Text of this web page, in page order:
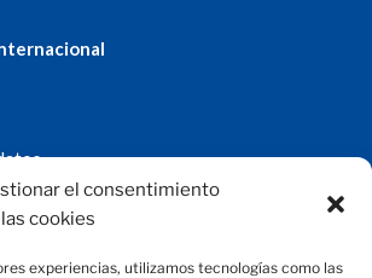
el consentimiento
cookies
experiencias, utilizamos tecnologías como las
Magtel.